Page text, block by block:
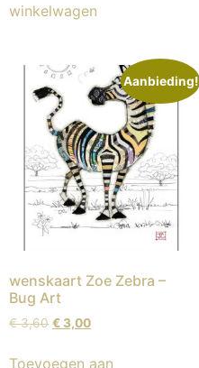
winkelwagen
Aanbieding!
wenskaart Zoe Zebra –
Bug Art
€3,60 € 3,00
Toevoegen aan